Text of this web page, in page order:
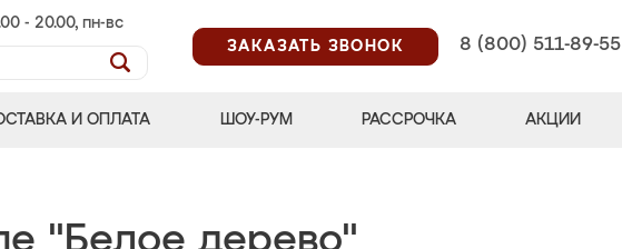
- 20.00, пн-вс
ЗАКАЗАТЬ ЗВОНОК
8 (800) 511-89-55
И ОПЛАТА ШОУ-РУМ РАССРОЧКА АКЦИИ